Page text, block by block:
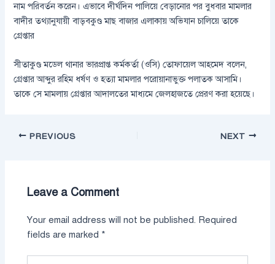
নাম পরিবর্তন করেন। এভাবে দীর্ঘদিন পালিয়ে বেড়ানোর পর বুধবার মামলার
বাদীর তথ্যানুযায়ী বাড়বকুণ্ড মাছ বাজার এলাকায় অভিযান চালিয়ে তাকে
গ্রেপ্তার
সীতাকুণ্ড মডেল থানার ভারপ্রাপ্ত কর্মকর্তা (ওসি) তোফায়েল আহমেদ বলেন,
গ্রেপ্তার আব্দুর রহিম ধর্ষণ ও হত্যা মামলার পরোয়ানাভুক্ত পলাতক আসামি।
তাকে সে মামলায় গ্রেপ্তার আদালতের মাধ্যমে জেলহাজতে প্রেরণ করা হয়েছে।
PREVIOUS NEXT
Leave a Comment
Your email address will not be published. Required
fields are marked *